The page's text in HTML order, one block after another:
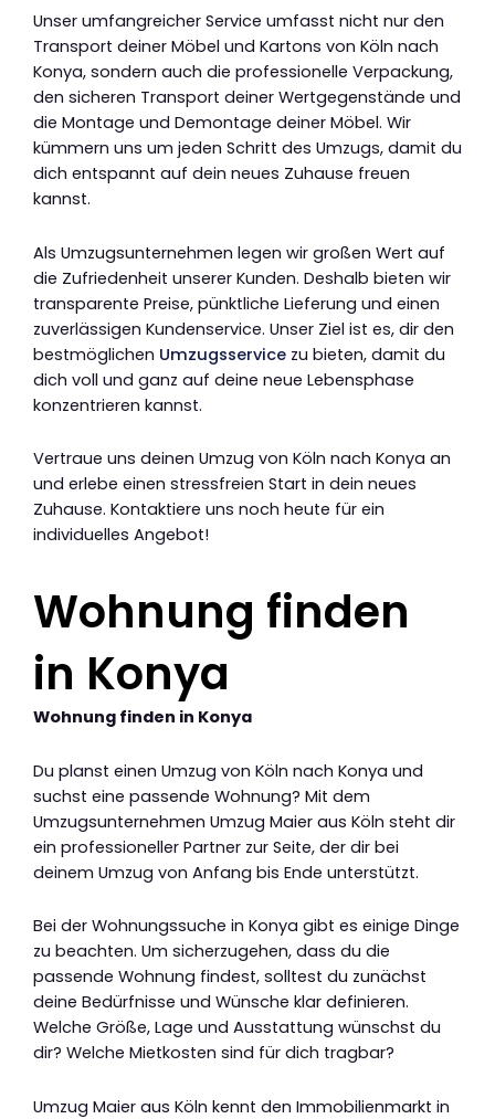
Unser umfangreicher Service umfasst nicht nur den
Transport deiner Möbel und Kartons von Köln nach
Konya, sondern auch die professionelle Verpackung,
den sicheren Transport deiner Wertgegenstände und
die Montage und Demontage deiner Möbel. Wir
kümmern uns um jeden Schritt des Umzugs, damit du
dich entspannt auf dein neues Zuhause freuen
kannst.
Als Umzugsunternehmen legen wir großen Wert auf
die Zufriedenheit unserer Kunden. Deshalb bieten wir
transparente Preise, pünktliche Lieferung und einen
zuverlässigen Kundenservice. Unser Ziel ist es, dir den
bestmöglichen Umzugsservice zu bieten, damit du
dich voll und ganz auf deine neue Lebensphase
konzentrieren kannst.
Vertraue uns deinen Umzug von Köln nach Konya an
und erlebe einen stressfreien Start in dein neues
Zuhause. Kontaktiere uns noch heute für ein
individuelles Angebot!
Wohnung finden
in Konya
Wohnung finden in Konya
Du planst einen Umzug von Köln nach Konya und
suchst eine passende Wohnung? Mit dem
Umzugsunternehmen Umzug Maier aus Köln steht dir
ein professioneller Partner zur Seite, der dir bei
deinem Umzug von Anfang bis Ende unterstützt.
Bei der Wohnungssuche in Konya gibt es einige Dinge
zu beachten. Um sicherzugehen, dass du die
passende Wohnung findest, solltest du zunächst
deine Bedürfnisse und Wünsche klar definieren.
Welche Größe, Lage und Ausstattung wünschst du
dir? Welche Mietkosten sind für dich tragbar?
Umzug Maier aus Köln kennt den Immobilienmarkt in